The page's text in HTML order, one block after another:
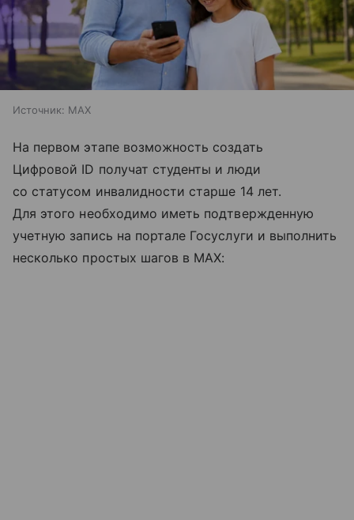
Источник: MAX
На первом этапе возможность создать
Цифровой ID получат студенты и люди
со статусом инвалидности старше 14 лет.
Для этого необходимо иметь подтвержденную
учетную запись на портале Госуслуги и выполнить
несколько простых шагов в MAX: